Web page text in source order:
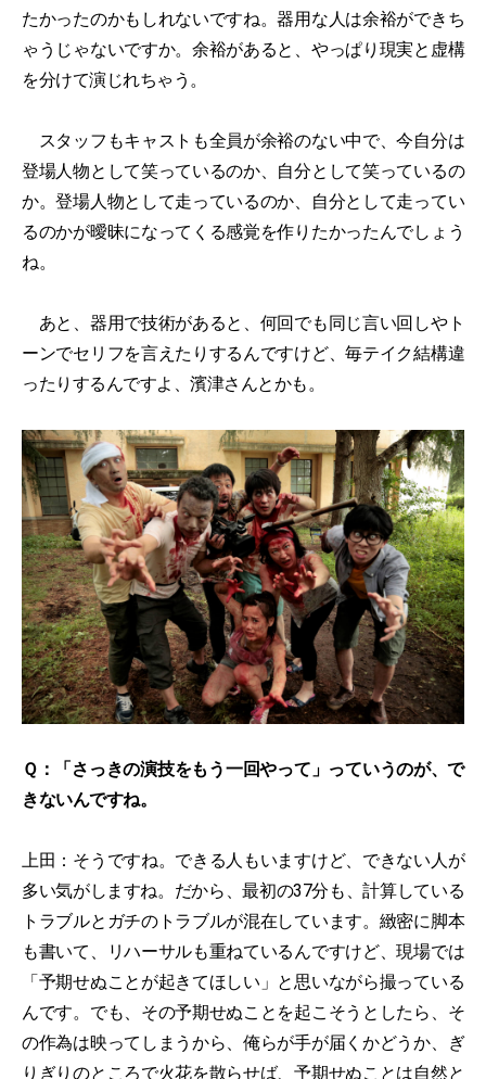
たかったのかもしれないですね。器用な人は余裕ができち
ゃうじゃないですか。余裕があると、やっぱり現実と虚構
を分けて演じれちゃう。
スタッフもキャストも全員が余裕のない中で、今自分は
登場人物として笑っているのか、自分として笑っているの
か。登場人物として走っているのか、自分として走ってい
るのかが曖昧になってくる感覚を作りたかったんでしょう
ね。
あと、器用で技術があると、何回でも同じ言い回しやト
ーンでセリフを言えたりするんですけど、毎テイク結構違
ったりするんですよ、濱津さんとかも。
Ｑ：「さっきの演技をもう一回やって」っていうのが、で
きないんですね。
上田：そうですね。できる人もいますけど、できない人が
多い気がしますね。だから、最初の37分も、計算している
トラブルとガチのトラブルが混在しています。緻密に脚本
も書いて、リハーサルも重ねているんですけど、現場では
「予期せぬことが起きてほしい」と思いながら撮っている
んです。でも、その予期せぬことを起こそうとしたら、そ
の作為は映ってしまうから、俺らが手が届くかどうか、ぎ
りぎりのところで火花を散らせば、予期せぬことは自然と